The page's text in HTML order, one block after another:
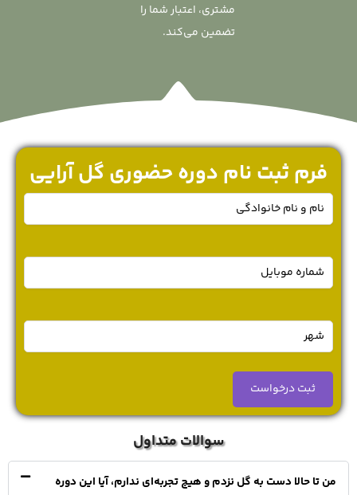
مشتری، اعتبار شما را
تضمین می‌کند.
فرم ثبت نام دوره حضوری گل آرایی
نام
و
خانوادگی
موبایل(ضروری)
شهر(ضروری)
سوالات متداول
من تا حالا دست به گل نزدم و هیچ تجربه‌ای ندارم، آیا این دوره